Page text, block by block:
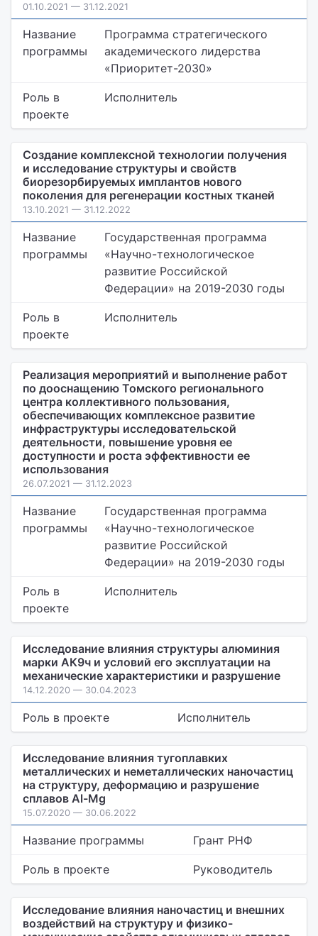
01.10.2021 — 31.12.2021
Название
программы
Программа стратегического
академического лидерства
«Приоритет-2030»
Роль в
проекте
Исполнитель
Создание комплексной технологии получения
и исследование структуры и свойств
биорезорбируемых имплантов нового
поколения для регенерации костных тканей
13.10.2021 — 31.12.2022
Название
программы
Государственная программа
«Научно-технологическое
развитие Российской
Федерации» на 2019-2030 годы
Роль в
проекте
Исполнитель
Реализация мероприятий и выполнение работ
по дооснащению Томского регионального
центра коллективного пользования,
обеспечивающих комплексное развитие
инфраструктуры исследовательской
деятельности, повышение уровня ее
доступности и роста эффективности ее
использования
26.07.2021 — 31.12.2023
Название
программы
Государственная программа
«Научно-технологическое
развитие Российской
Федерации» на 2019-2030 годы
Роль в
проекте
Исполнитель
Исследование влияния структуры алюминия
марки АК9ч и условий его эксплуатации на
механические характеристики и разрушение
14.12.2020 — 30.04.2023
Роль в проекте Исполнитель
Исследование влияния тугоплавких
металлических и неметаллических наночастиц
на структуру, деформацию и разрушение
сплавов Al-Mg
15.07.2020 — 30.06.2022
Название программы Грант РНФ
Роль в проекте Руководитель
Исследование влияния наночастиц и внешних
воздействий на структуру и физико-